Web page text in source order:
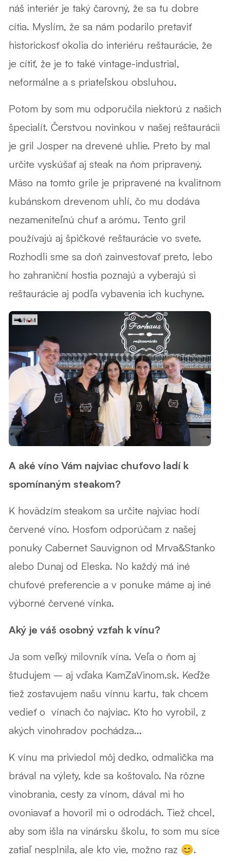
náš interiér je taký čarovný, že sa tu dobre
cítia. Myslím, že sa nám podarilo pretaviť
historickosť okolia do interiéru reštaurácie, že
je cítiť, že je to také vintage-industrial,
neformálne a s priateľskou obsluhou.
Potom by som mu odporučila niektorú z našich
špecialít. Čerstvou novinkou v našej reštaurácii
je gril Josper na drevené uhlie. Preto by mal
určite vyskúšať aj steak na ňom pripravený.
Mäso na tomto grile je pripravené na kvalitnom
kubánskom drevenom uhlí, čo mu dodáva
nezameniteľnú chuť a arómu. Tento gril
používajú aj špičkové reštaurácie vo svete.
Rozhodli sme sa doň zainvestovať preto, lebo
ho zahraniční hostia poznajú a vyberajú si
reštaurácie aj podľa vybavenia ich kuchyne.
A aké víno Vám najviac chuťovo ladí k
spomínaným steakom?
K hovädzím steakom sa určite najviac hodí
červené víno. Hosťom odporúčam z našej
ponuky Cabernet Sauvignon od Mrva&Stanko
alebo Dunaj od Eleska. No každý má iné
chuťové preferencie a v ponuke máme aj iné
výborné červené vínka.
Aký je váš osobný vzťah k vínu?
Ja som veľký milovník vína. Veľa o ňom aj
študujem – aj vďaka KamZaVinom.sk. Keďže
tiež zostavujem našu vínnu kartu, tak chcem
vedieť o vínach čo najviac. Kto ho vyrobil, z
akých vinohradov pochádza...
K vínu ma priviedol môj dedko, odmalička ma
brával na výlety, kde sa koštovalo. Na rôzne
vinobrania, cesty za vínom, dával mi ho
ovoniavať a hovoril mi o odrodách. Tiež chcel,
aby som išla na vinársku školu, to som mu síce
zatiaľ nesplnila, ale kto vie, možno raz 😊.